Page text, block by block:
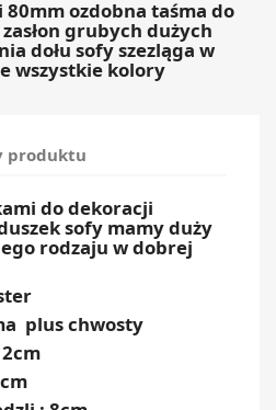
80mm ozdobna taśma do
grubych dużych
dołu sofy szezląga w
wszystkie kolory
produktu
do dekoracji
sofy mamy duży
rodzaju w dobrej
plus chwosty